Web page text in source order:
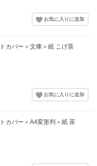
カバー＜文庫＞紙 こげ茶
カバー＜A4変形判＞紙 茶